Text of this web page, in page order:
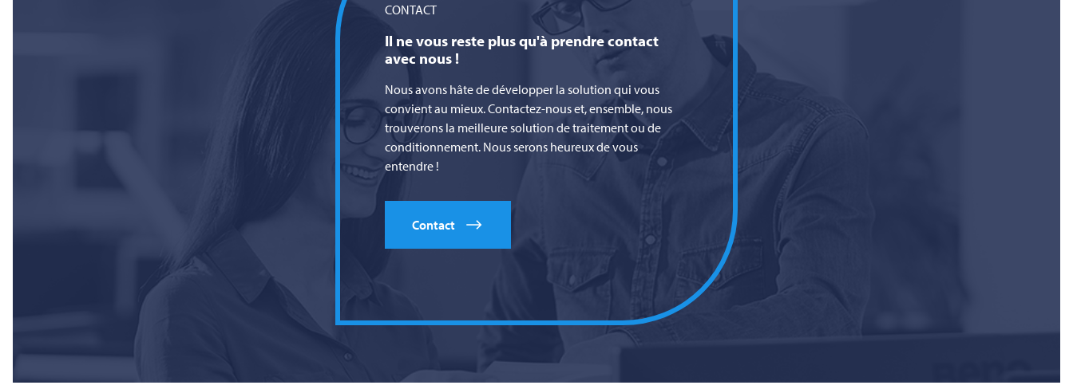
CONTACT
Il ne vous reste plus qu'à prendre contact
avec nous !
Nous avons hâte de développer la solution qui vous
convient au mieux. Contactez-nous et, ensemble, nous
trouverons la meilleure solution de traitement ou de
conditionnement. Nous serons heureux de vous
entendre !
Contact